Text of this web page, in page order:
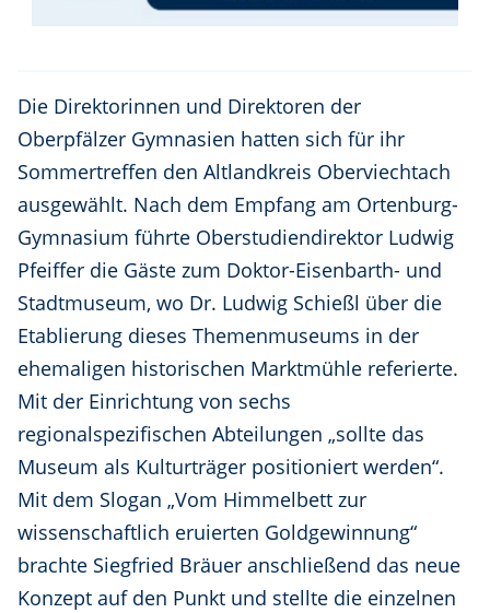
Die Direktorinnen und Direktoren der
Oberpfälzer Gymnasien hatten sich für ihr
Sommertreffen den Altlandkreis Oberviechtach
ausgewählt. Nach dem Empfang am Ortenburg-
Gymnasium führte Oberstudiendirektor Ludwig
Pfeiffer die Gäste zum Doktor-Eisenbarth- und
Stadtmuseum, wo Dr. Ludwig Schießl über die
Etablierung dieses Themenmuseums in der
ehemaligen historischen Marktmühle referierte.
Mit der Einrichtung von sechs
regionalspezifischen Abteilungen „sollte das
Museum als Kulturträger positioniert werden“.
Mit dem Slogan „Vom Himmelbett zur
wissenschaftlich eruierten Goldgewinnung“
brachte Siegfried Bräuer anschließend das neue
Konzept auf den Punkt und stellte die einzelnen